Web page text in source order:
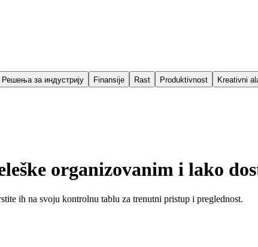
Решења за индустрију Finansije Rast Produktivnost Kreativni
organizovanim i lako
ih na svoju kontrolnu tablu za trenutni pristup i preglednost.